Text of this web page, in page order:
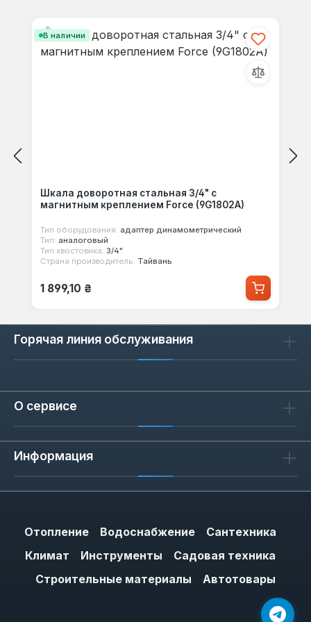
В наличии
Шкала доворотная стальная 3/4" с
магнитным креплением Force (9G1802A)
Тип оборудования: адаптер динамометрический
Тип: аналоговый
Тип хвостовика: 3/4"
Страна производитель: Тайвань
Обычная цена:
1 899,10 ₴
Горячая линия обслуживания
О сервисе
Информация
Отопление Водоснабжение
Сантехника
Климат
Инструменты
Садовая техника
Строительные материалы
Автотовары